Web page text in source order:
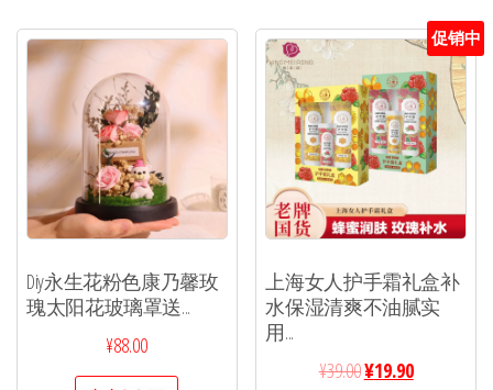
Diy永生花粉色康乃馨玫
瑰太阳花玻璃罩送...
¥88.00
促销中
上海女人护手霜礼盒补
水保湿清爽不油腻实
用...
¥39.00¥19.90